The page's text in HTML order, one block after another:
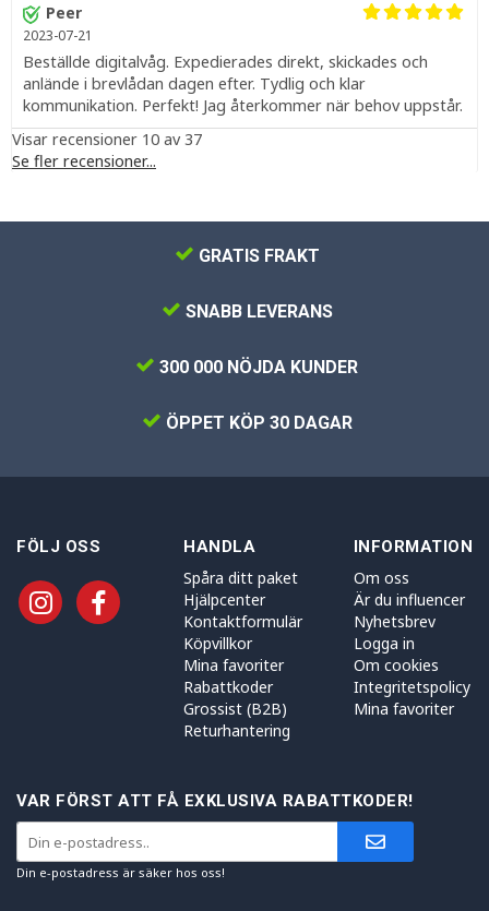
Peer
2023-07-21
Beställde digitalvåg. Expedierades direkt, skickades och
anlände i brevlådan dagen efter. Tydlig och klar
kommunikation. Perfekt! Jag återkommer när behov uppstår.
Visar recensioner 10 av 37
Se fler recensioner...
GRATIS FRAKT
SNABB LEVERANS
300 000 NÖJDA KUNDER
ÖPPET KÖP 30 DAGAR
FÖLJ OSS HANDLA
Spåra ditt paket
Hjälpcenter
Kontaktformulär
Köpvillkor
Mina favoriter
Rabattkoder
Grossist (B2B)
Returhantering
INFORMATION
Om oss
Är du influencer
Nyhetsbrev
Logga in
Om cookies
Integritetspolicy
Mina favoriter
VAR FÖRST ATT FÅ EXKLUSIVA RABATTKODER!
Din e-postadress är säker hos oss!